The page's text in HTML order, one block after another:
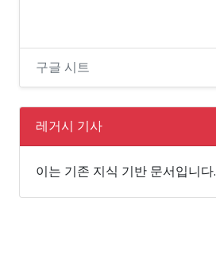
구글 시트
레거시 기사
이는 기존 지식 기반 문서입니다.